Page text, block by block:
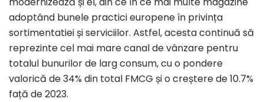
adoptând bunele practici europene în privința
sortimentatiei și serviciilor. Astfel, acesta continuă să
reprezinte cel mai mare canal de vânzare pentru
totalul bunurilor de larg consum, cu o pondere
valorică de 34% din total FMCG și o creștere de 10.7%
față de 2023.